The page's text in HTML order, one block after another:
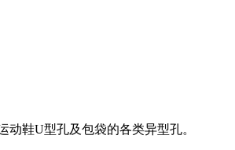
鞋U型孔及包袋的各类异型孔。